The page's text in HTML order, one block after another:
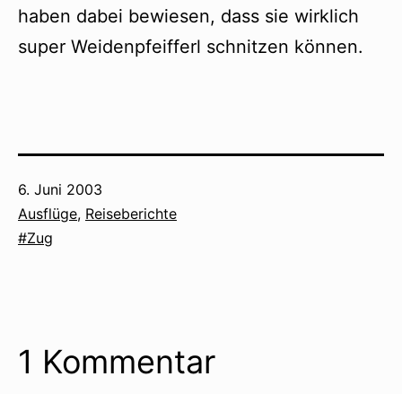
haben dabei bewiesen, dass sie wirklich
super Weidenpfeifferl schnitzen können.
Veröffentlicht
am
6. Juni 2003
Kategorisiert
als
Ausflüge, Reiseberichte
Verschlagwortet
Zug
1 Kommentar